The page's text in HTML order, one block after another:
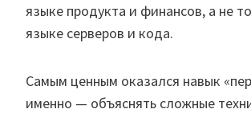
языке продукта и финансов, а не
языке серверов и кода.
Самым ценным оказался навык
именно — объяснять сложные